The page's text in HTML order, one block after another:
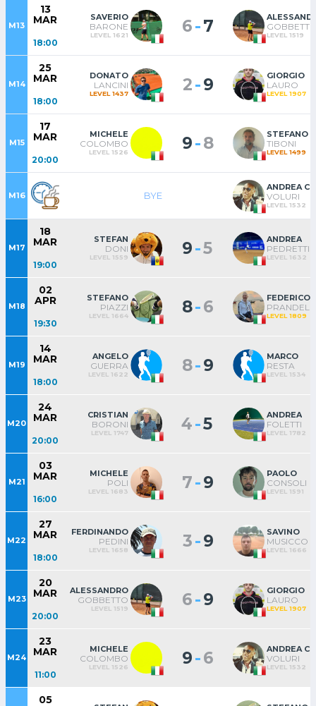
M13
13
MAR
18:00
SAVERIO
BARONE
LEVEL 1621 6-7 LEVEL 1519
M14
25
MAR
18:00
DONATO
LANCINI
LEVEL 1437 2-9 GIORGIO
LAURO
LEVEL 1907
M15
17
MAR
20:00
MICHELE
COLOMBO
LEVEL 1526 9-8 STEFANO
TIBONI
LEVEL 1499
M16 BYE
ANDREA
VOLURI
LEVEL 1532
M17
18
MAR
19:00
STEFAN
DONI
LEVEL 1559 9-5 ANDREA
PEDRETTI
LEVEL 1632
M18
02
APR
19:30
STEFANO
PIAZZI
LEVEL 1664 8-6 FEDERICO
PRANDELLI
LEVEL 1809
M19
14
MAR
18:00
ANGELO
GUERRA
LEVEL 1622 8-9 MARCO
RESTA
LEVEL 1534
M20
24
MAR
20:00
CRISTIAN
BORONI
LEVEL 1747 4-5 ANDREA
FOLETTI
LEVEL 1782
M21
03
MAR
16:00
MICHELE
POLI
LEVEL 1683 7-9 PAOLO
CONSOLI
LEVEL 1591
M22
27
MAR
18:00
FERDINANDO
PEDINI
LEVEL 1658 3-9 SAVINO
MUSICCO
LEVEL 1666
M23
20
MAR
20:00
ALESSANDRO
GOBBETTO
LEVEL 1519 6-9 GIORGIO
LAURO
LEVEL 1907
M24
23
MAR
11:00
MICHELE
COLOMBO
LEVEL 1526 9-6 ANDREA
VOLURI
LEVEL 1532
05